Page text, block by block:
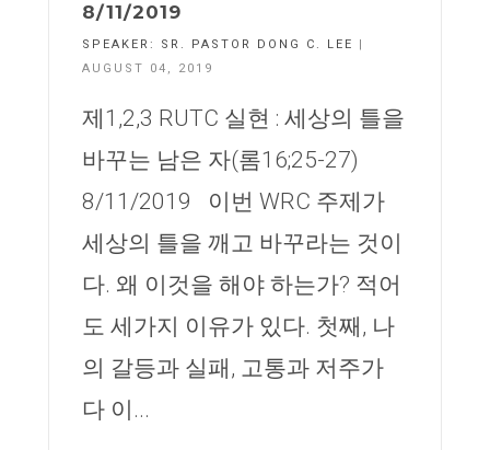
8/11/2019
SPEAKER: SR. PASTOR DONG C. LEE
|
AUGUST 04, 2019
제1,2,3 RUTC 실현 : 세상의 틀을
바꾸는 남은 자(롬16;25-27)
8/11/2019 이번 WRC 주제가
세상의 틀을 깨고 바꾸라는 것이
다. 왜 이것을 해야 하는가? 적어
도 세가지 이유가 있다. 첫째, 나
의 갈등과 실패, 고통과 저주가
다 이...